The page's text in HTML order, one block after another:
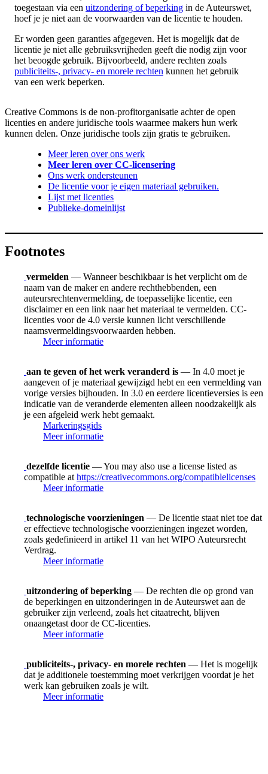
toegestaan via een uitzondering of beperking in de Auteurswet,
hoef je je niet aan de voorwaarden van de licentie te houden.
Er worden geen garanties afgegeven. Het is mogelijk dat de
licentie je niet alle gebruiksvrijheden geeft die nodig zijn voor
het beoogde gebruik. Bijvoorbeeld, andere rechten zoals
publiciteits-, privacy- en morele rechten kunnen het gebruik
van een werk beperken.
Creative Commons is de non-profitorganisatie achter de open
licenties en andere juridische tools waarmee makers hun werk
kunnen delen. Onze juridische tools zijn gratis te gebruiken.
Meer leren over ons werk
Meer leren over CC-licensering
Ons werk ondersteunen
De licentie voor je eigen materiaal gebruiken.
Lijst met licenties
Publieke-domeinlijst
Footnotes
vermelden — Wanneer beschikbaar is het verplicht om de
naam van de maker en andere rechthebbenden, een
auteursrechtenvermelding, de toepasselijke licentie, een
disclaimer en een link naar het materiaal te vermelden. CC-
licenties voor de 4.0 versie kunnen licht verschillende
naamsvermeldingsvoorwaarden hebben.
Meer informatie
aan te geven of het werk veranderd is — In 4.0 moet je
aangeven of je materiaal gewijzigd hebt en een vermelding van
vorige versies bijhouden. In 3.0 en eerdere licentieversies is een
indicatie van de veranderde elementen alleen noodzakelijk als
je een afgeleid werk hebt gemaakt.
Markeringsgids
Meer informatie
dezelfde licentie — You may also use a license listed as
compatible at https://creativecommons.org/compatiblelicenses
Meer informatie
technologische voorzieningen — De licentie staat niet toe dat
er effectieve technologische voorzieningen ingezet worden,
zoals gedefinieerd in artikel 11 van het WIPO Auteursrecht
Verdrag.
Meer informatie
uitzondering of beperking — De rechten die op grond van
de beperkingen en uitzonderingen in de Auteurswet aan de
gebruiker zijn verleend, zoals het citaatrecht, blijven
onaangetast door de CC-licenties.
Meer informatie
publiciteits-, privacy- en morele rechten — Het is mogelijk
dat je additionele toestemming moet verkrijgen voordat je het
werk kan gebruiken zoals je wilt.
Meer informatie